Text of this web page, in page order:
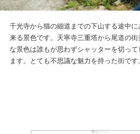
千光寺から猫の細道までの下山する途中
来る景色です。天寧寺三重塔から尾道の街
な景色は誰もが思わずシャッターを切っ
ます。とても不思議な魅力を持った街です